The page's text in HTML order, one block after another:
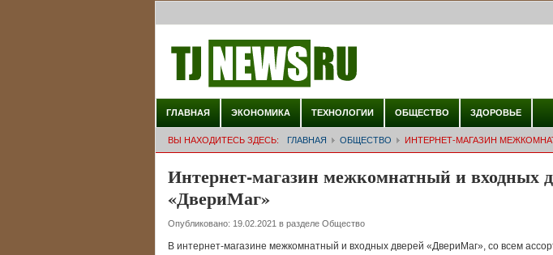
ГЛАВНАЯ ЭКОНОМИКА ТЕХНОЛОГИИ ОБЩЕСТВО ЗДОРОВЬЕ
ВЫ НАХОДИТЕСЬ ЗДЕСЬ: ГЛАВНАЯ ОБЩЕСТВО ИНТЕРНЕТ-МАГАЗИН
Интернет-магазин межкомнатный и входных
«ДвериМаг»
Опубликовано: 19.02.2021 в разделе Общество
В интернет-магазине межкомнатный и входных дверей «ДвериМаг», со всем